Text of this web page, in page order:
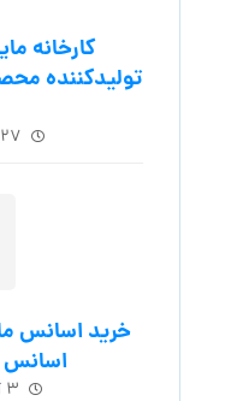
کارخانه
تولیدکننده
۲۷ دسامبر, ۲۰۲۵
خرید اسانس
اسانس
۳ آگوست, ۲۰۲۵